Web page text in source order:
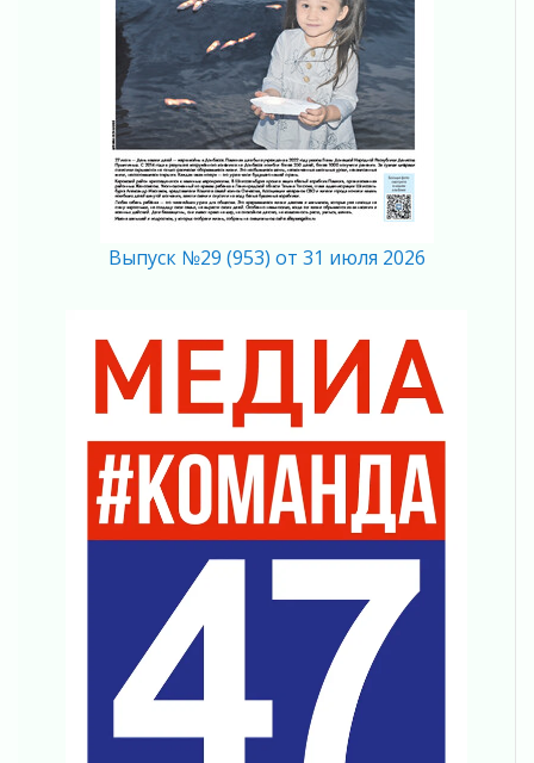
Юхла, мука, кантеле и Водяной
01 августа 2026
Лето катится с горки
01 августа 2026
В Ленобласти открылась экспозиция к 150-
летию Билибина
01 августа 2026
Лето без гаджетов
Болезнь девственниц и вампиров
01 августа 2026
В музей всей семьёй
01 августа 2026
Без заявлений и очередей
01 августа 2026
Не женское это дело...уверены?
01 августа 2026
Айда на пляж!
01 августа 2026
Один в поле — не воин
01 августа 2026
Пик топливного кризиса в регионе прошёл
Выпуск №29 (953) от 31 июля 2026